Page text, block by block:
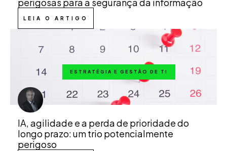
perigosas para a segurança da informação
LEIA O ARTIGO
ESTRATÉGIA E GESTÃO DE TI
IA, agilidade e a perda de prioridade do
longo prazo: um trio potencialmente
perigoso